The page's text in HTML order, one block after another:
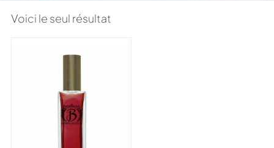
Voici le seul résultat